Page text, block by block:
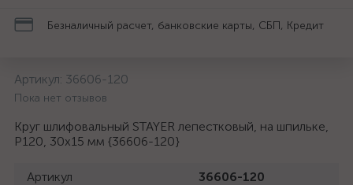
Безналичный расчет, банковские карты, СБП, Кредит
Артикул: 36606-120
Пока нет отзывов
Круг шлифовальный STAYER лепестковый, на шпильке,
P120, 30х15 мм {36606-120}
Артикул
36606-120